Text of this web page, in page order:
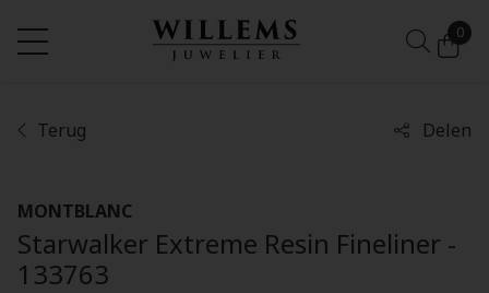
0
Terug Delen
MONTBLANC
Starwalker Extreme Resin Fineliner -
133763